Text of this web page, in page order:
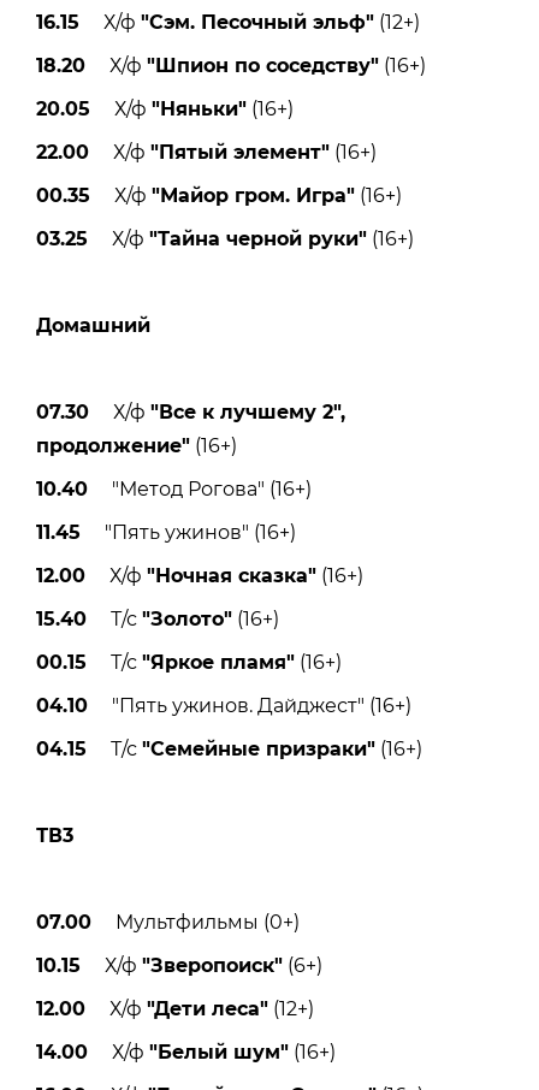
16.15 Х/ф "Сэм. Песочный эльф" (12+)
18.20 Х/ф "Шпион по соседству" (16+)
20.05 Х/ф "Няньки" (16+)
22.00 Х/ф "Пятый элемент" (16+)
00.35 Х/ф "Майор гром. Игра" (16+)
03.25 Х/ф "Тайна черной руки" (16+)
Домашний
07.30 Х/ф "Все к лучшему 2",
продолжение" (16+)
10.40 "Метод Рогова" (16+)
11.45 "Пять ужинов" (16+)
12.00 Х/ф "Ночная сказка" (16+)
15.40 Т/с "Золото" (16+)
00.15 Т/с "Яркое пламя" (16+)
04.10 "Пять ужинов. Дайджест" (16+)
04.15 Т/с "Семейные призраки" (16+)
ТВ3
07.00 Мультфильмы (0+)
10.15 Х/ф "Зверопоиск" (6+)
12.00 Х/ф "Дети леса" (12+)
14.00 Х/ф "Белый шум" (16+)